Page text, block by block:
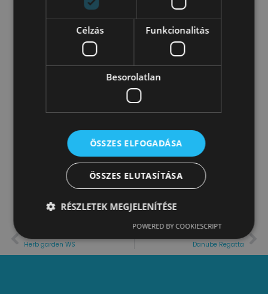
PARTNERS
VAN valami furcsa és
megmagyarázhatatlan című film
SUPPORTERS
Cirkófilm Young & Rubicam
Welovebudapest
LINK
Valyo Busz
Herb garden WS Danube Regatta
Célzás Funkcionalitás
Besorolatlan
ÖSSZES ELFOGADÁSA
ÖSSZES ELUTASÍTÁSA
RÉSZLETEK MEGJELENÍTÉSE
POWERED BY COOKIESCRIPT